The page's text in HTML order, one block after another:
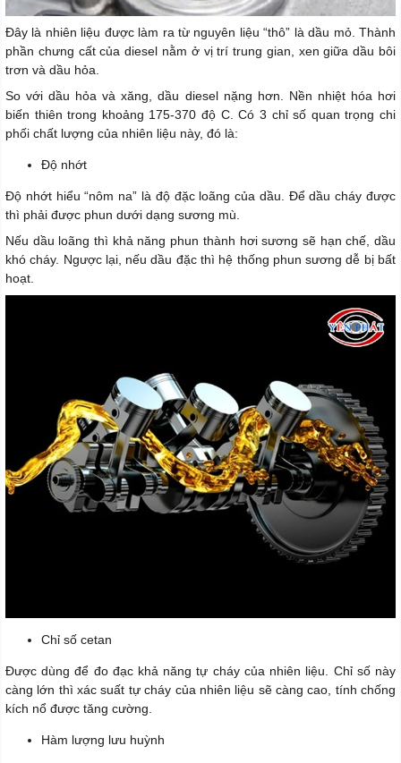
Đây là nhiên liệu được làm ra từ nguyên liệu “thô” là dầu mỏ. Thành
phần chưng cất của diesel nằm ở vị trí trung gian, xen giữa dầu bôi
trơn và dầu hỏa.
So với dầu hỏa và xăng, dầu diesel nặng hơn. Nền nhiệt hóa hơi
biến thiên trong khoảng 175-370 độ C. Có 3 chỉ số quan trọng chi
phối chất lượng của nhiên liệu này, đó là:
Độ nhớt
Độ nhớt hiểu “nôm na” là độ đặc loãng của dầu. Để dầu cháy được
thì phải được phun dưới dạng sương mù.
Nếu dầu loãng thì khả năng phun thành hơi sương sẽ hạn chế, dầu
khó cháy. Ngược lại, nếu dầu đặc thì hệ thống phun sương dễ bị bất
hoạt.
Chỉ số cetan
Được dùng để đo đạc khả năng tự cháy của nhiên liệu. Chỉ số này
càng lớn thì xác suất tự cháy của nhiên liệu sẽ càng cao, tính chống
kích nổ được tăng cường.
Hàm lượng lưu huỳnh